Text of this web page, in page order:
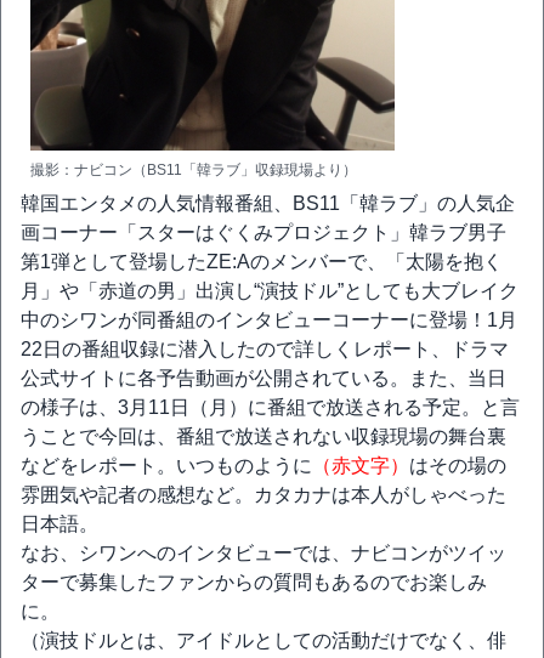
撮影：ナビコン（BS11「韓ラブ」収録現場より）
韓国エンタメの人気情報番組、BS11「韓ラブ」の人気企
画コーナー「スターはぐくみプロジェクト」韓ラブ男子
第1弾として登場したZE:Aのメンバーで、「太陽を抱く
月」や「赤道の男」出演し“演技ドル”としても大ブレイク
中のシワンが同番組のインタビューコーナーに登場！1月
22日の番組収録に潜入したので詳しくレポート、ドラマ
公式サイトに各予告動画が公開されている。また、当日
の様子は、3月11日（月）に番組で放送される予定。と言
うことで今回は、番組で放送されない収録現場の舞台裏
などをレポート。いつものように
（赤文字） はその場の
雰囲気や記者の感想など。カタカナは本人がしゃべった
日本語。
なお、シワンへのインタビューでは、ナビコンがツイッ
ターで募集したファンからの質問もあるのでお楽しみ
に。
（演技ドルとは、アイドルとしての活動だけでなく、俳